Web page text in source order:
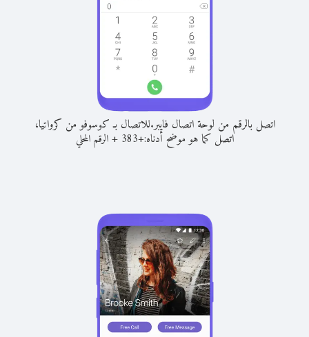
اتصل بالرقم من لوحة اتصال فايبر.للاتصال بـ كوسوفو من كرواتيا،
اتصل كما هو موضح أدناه:+
383
+الرقم المحلي